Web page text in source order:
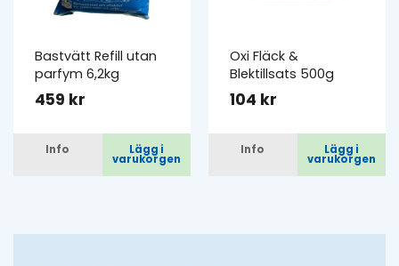
Bastvätt Refill utan
parfym 6,2kg
459 kr
Info Lägg i
varukorgen
Oxi Fläck &
Blektillsats 500g
104 kr
Info Lägg i
varukorgen